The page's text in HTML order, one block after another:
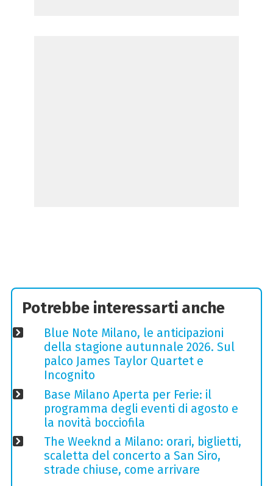
Potrebbe interessarti anche
Blue Note Milano, le anticipazioni
della stagione autunnale 2026. Sul
palco James Taylor Quartet e
Incognito
Base Milano Aperta per Ferie: il
programma degli eventi di agosto e
la novità bocciofila
The Weeknd a Milano: orari, biglietti,
scaletta del concerto a San Siro,
strade chiuse, come arrivare